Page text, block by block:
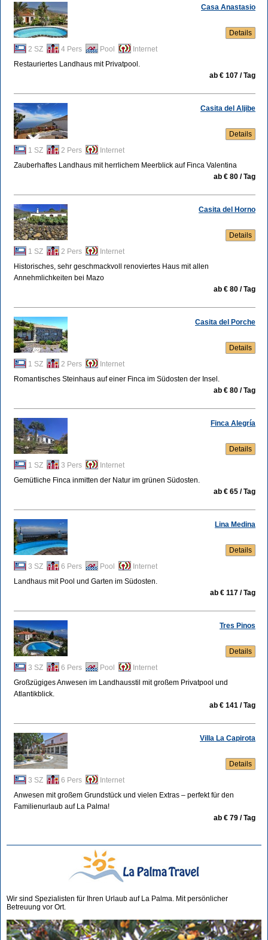
Details
Casa Anastasio
2 SZ 4 Pers Pool
Internet
Restauriertes Landhaus mit Privatpool.
ab € 107 / Tag
Details
Casita del Aljibe
1 SZ 2 Pers
Internet
Zauberhaftes Landhaus mit herrlichem Meerblick auf Finca Valentina
ab € 80 / Tag
Details
Casita del Horno
1 SZ 2 Pers
Internet
Historisches, sehr geschmackvoll renoviertes Haus mit allen
Annehmlichkeiten bei Mazo
ab € 80 / Tag
Details
Casita del Porche
1 SZ 2 Pers
Internet
Romantisches Steinhaus auf einer Finca im Südosten der Insel.
ab € 80 / Tag
Details
Finca Alegría
1 SZ 3 Pers
Internet
Gemütliche Finca inmitten der Natur im grünen Südosten.
ab € 65 / Tag
Details
Lina Medina
3 SZ 6 Pers Pool
Internet
Landhaus mit Pool und Garten im Südosten.
ab € 117 / Tag
Details
Tres Pinos
3 SZ 6 Pers Pool
Internet
Großzügiges Anwesen im Landhausstil mit großem Privatpool und
Atlantikblick.
ab € 141 / Tag
Details
Villa La Capirota
3 SZ 6 Pers
Internet
Anwesen mit großem Grundstück und vielen Extras – perfekt für den
Familienurlaub auf La Palma!
ab € 79 / Tag
Wir sind Spezialisten für Ihren Urlaub auf La Palma. Mit persönlicher
Betreuung vor Ort.